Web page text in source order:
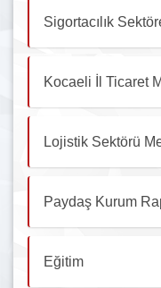
Sigortacılık
Kocaeli İl Ticaret
Lojistik Sektörü
Paydaş Kurum
Eğitim